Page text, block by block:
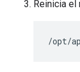
Reinicia el
/opt/